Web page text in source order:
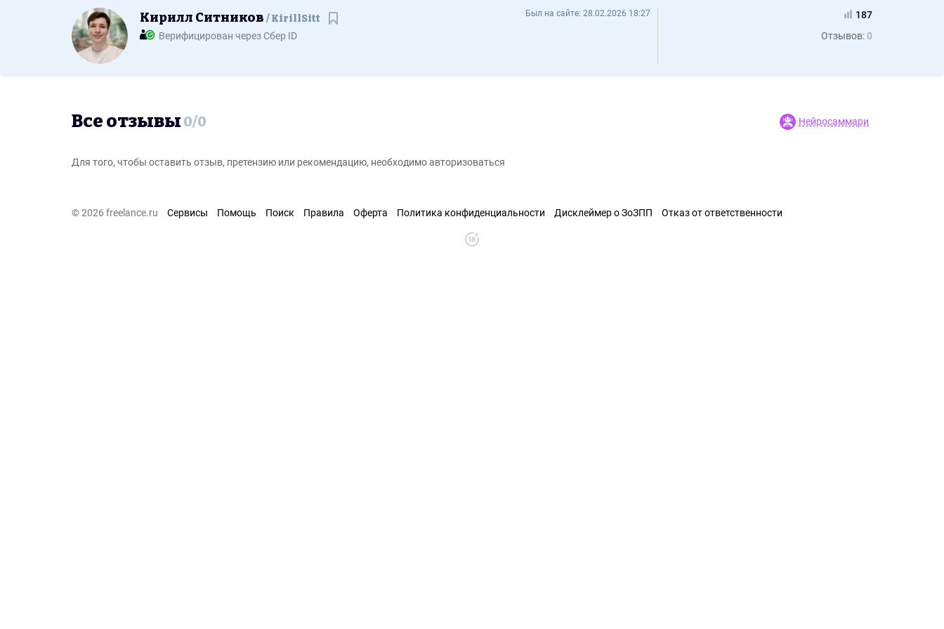
Кирилл Ситников KirillSitt - ОтзывыБыл на сайте: 28.02.2026 18:27
Кирилл Ситников KirillSitt
Верифицирован через Сбер ID
187
Отзывов: 0
Все отзывы 0/0 Нейросаммари
Для того, чтобы оставить отзыв, претензию или рекомендацию, необходимо авторизоваться
© 2026 freelance.ru Сервисы Помощь Поиск Правила Оферта Политика конфиденциальности Дисклеймер о ЗоЗПП Отказ от ответственности